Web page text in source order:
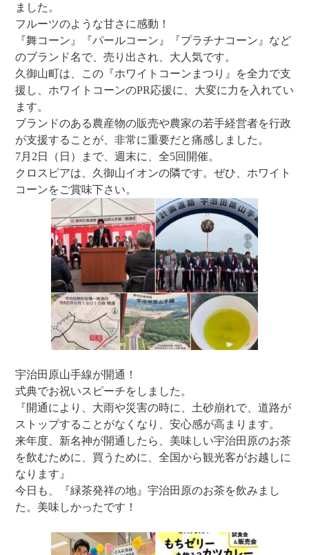
ました。
フルーツのような甘さに感動！
『舞コーン』『パールコーン』『プラチナコーン』など
のブランド名で、売り出され、大人気です。
久御山町は、この『ホワイトコーンまつり』を全力で支
援し、ホワイトコーンのPR応援に、大変に力を入れてい
ます。
ブランドのある農産物の販売や農家の若手経営者を行政
が支援することが、非常に重要だと痛感しました。
7月2日（日）まで、週末に、全5回開催。
クロスピアは、久御山イオンの隣です。ぜひ、ホワイト
コーンをご賞味下さい。
宇治田原山手線が開通！
式典でお祝いスピーチをしました。
『開通により、大雨や災害の時に、土砂崩れで、道路が
ストップすることがなくなり、安心感が高まります。
来年度、新名神が開通したら、美味しい宇治田原のお茶
を飲むために、買うために、全国から観光客がお越しに
なります』
今日も、『緑茶発祥の地』宇治田原のお茶を飲みまし
た。美味しかったです！